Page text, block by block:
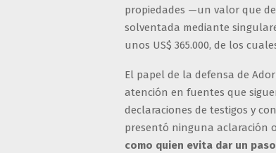
propiedades —un valor que
solventada mediante
unos US$ 365.000, de los
El papel de la defensa de
atención en fuentes que
declaraciones de testigos y
presentó ninguna aclaración
como quien evita dar un